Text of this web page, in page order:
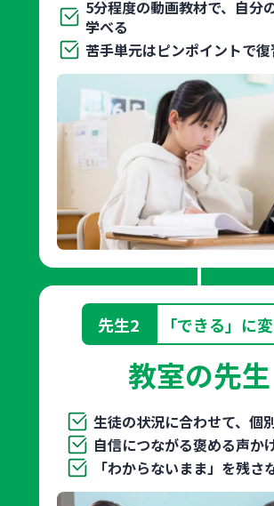
5分程度の動画教材で、自分
学べる
苦手単元はピンポイントで復
先生2 「できる」に
教室の先生
生徒の状況に合わせて、個
自信につながる褒める声か
「わからないまま」を残さ